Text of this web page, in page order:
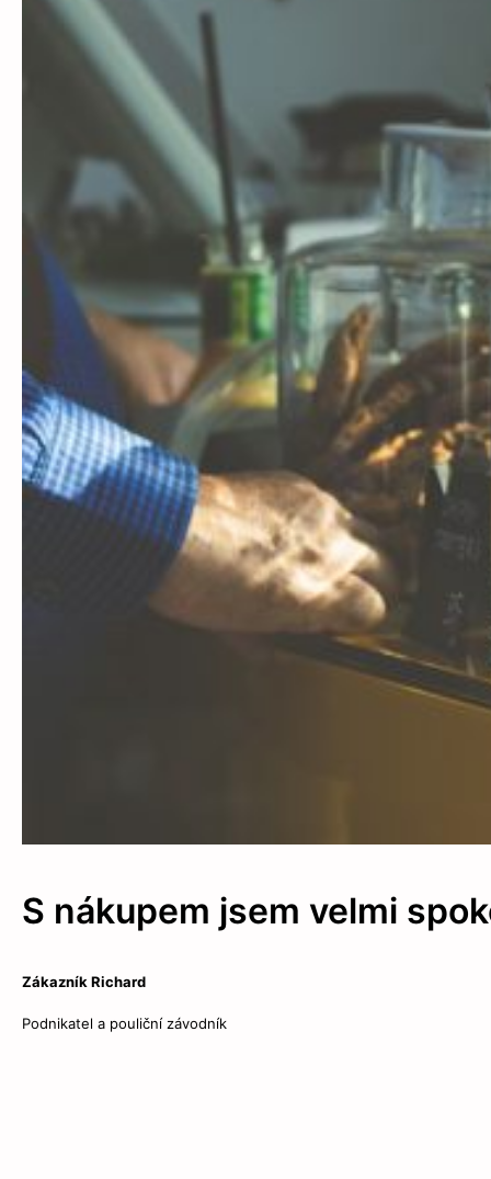
S nákupem jsem velmi
Zákazník Richard
Podnikatel a pouliční závodník